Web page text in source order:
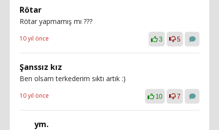
Rötar
Rötar yapmamış mı ???
10 yıl önce 3 5
Şanssız kız
Ben olsam terkederim sıktı artık :)
10 yıl önce 10 7
ym.